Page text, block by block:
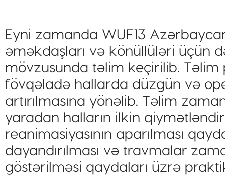
Eyni zamanda WUF13
əməkdaşları və könüllüləri üçün
mövzusunda təlim keçirilib. Təlim
fövqəladə hallarda düzgün və
artırılmasına yönəlib. Təlim
yaradan halların ilkin
reanimasiyasının aparılması
dayandırılması və travmalar
göstərilməsi qaydaları üzrə